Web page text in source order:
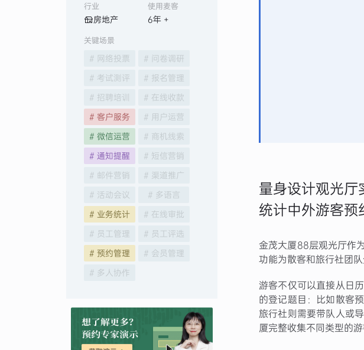
行业
房地产
使用麦客
6年 +
关键场景
# 网络投票
# 问卷调研
# 考试测评
# 报名管理
# 招聘培训
# 在线收款
# 客户服务
# 用户运营
# 微信运营
# 商机线索
# 通知提醒
# 短信营销
# 邮件营销
# 渠道推广
# 活动会议
# 多语言
# 业务统计
# 在线审批
# 员工管理
# 员工评选
# 预约管理
# 会员管理
# 多人协作
量身设计观光
统计中外游客预
金茂大厦88层观光厅作
功能为散客和旅行社团
游客不仅可以直接从日
的登记题目：比如散客
旅行社则需要带队人或
厦完整收集不同类型的游